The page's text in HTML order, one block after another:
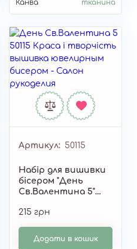
Канва
тканина
Артикул 50115
Набір для вишивки
бісером "День
Св.Валентина 5"
215 грн
Додати в кошик